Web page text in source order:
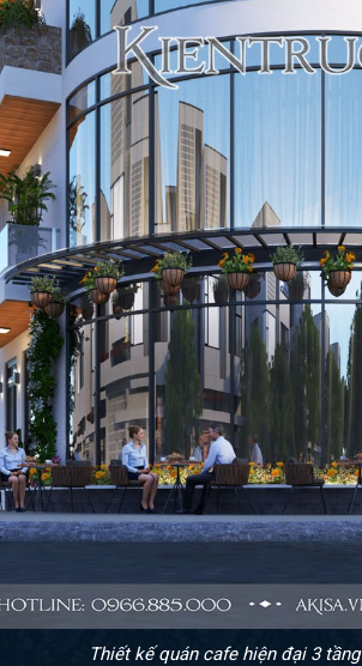
Thiết kế quán cafe hiện đại 3